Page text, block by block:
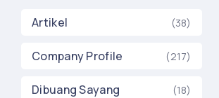
Artikel (38)
Company Profile (217)
Dibuang Sayang (18)